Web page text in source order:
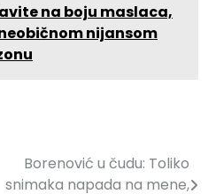
na boju maslaca,
nijansom
Borenović u čudu: Toliko
snimaka napada na mene,